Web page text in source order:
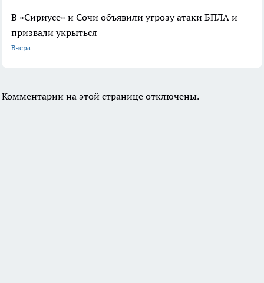
В «Сириусе» и Сочи объявили угрозу атаки БПЛА и
призвали укрыться
Вчера
Комментарии на этой странице отключены.